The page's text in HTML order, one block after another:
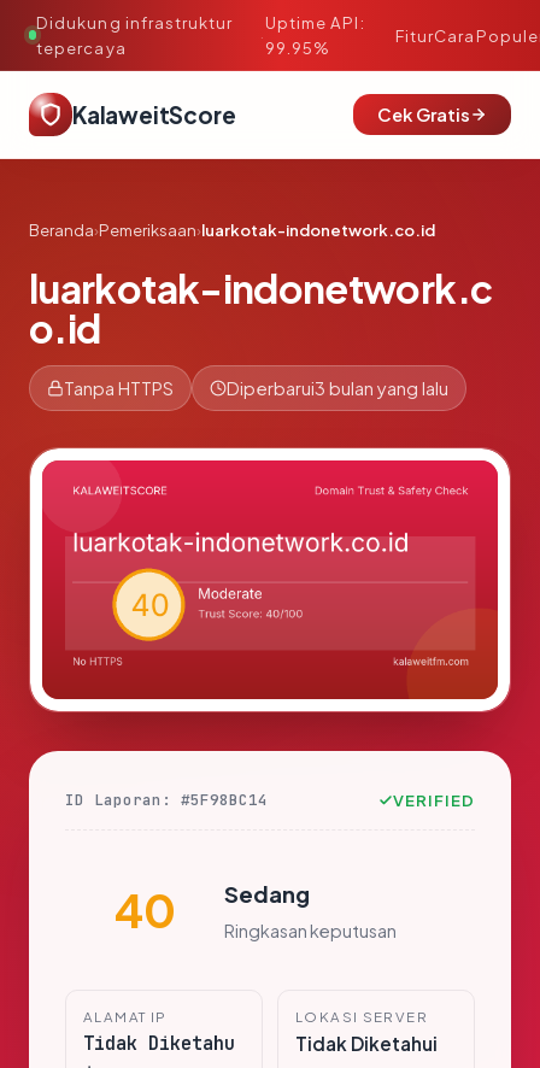
Didukung infrastruktur
tepercaya
·
Uptime API:
99.95%
FiturCara
KalaweitScore Cek Gratis
Beranda›Pemeriksaan›luarkotak-indonetwork.co.id
luarkotak-indonetwork.c
o.id
Tanpa HTTPS Diperbarui3 bulan yang lalu
ID Laporan: #5F98BC14 VERIFIED
40 Sedang
Ringkasan keputusan
ALAMAT IP
Tidak Diketahu
LOKASI SERVER
Tidak Diketahui